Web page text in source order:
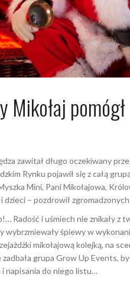
Mikołaj
zawitał długo oczekiwany
Rynku pojawił się z całą
Mini, Pani Mikołajowa,
dzieci – pozdrowił
Radość i uśmiech nie znikały
wybrzmiewały śpiewy w
mikołajową kolejką, na
zadbała grupa Grow Up Events,
i napisania do niego listu…